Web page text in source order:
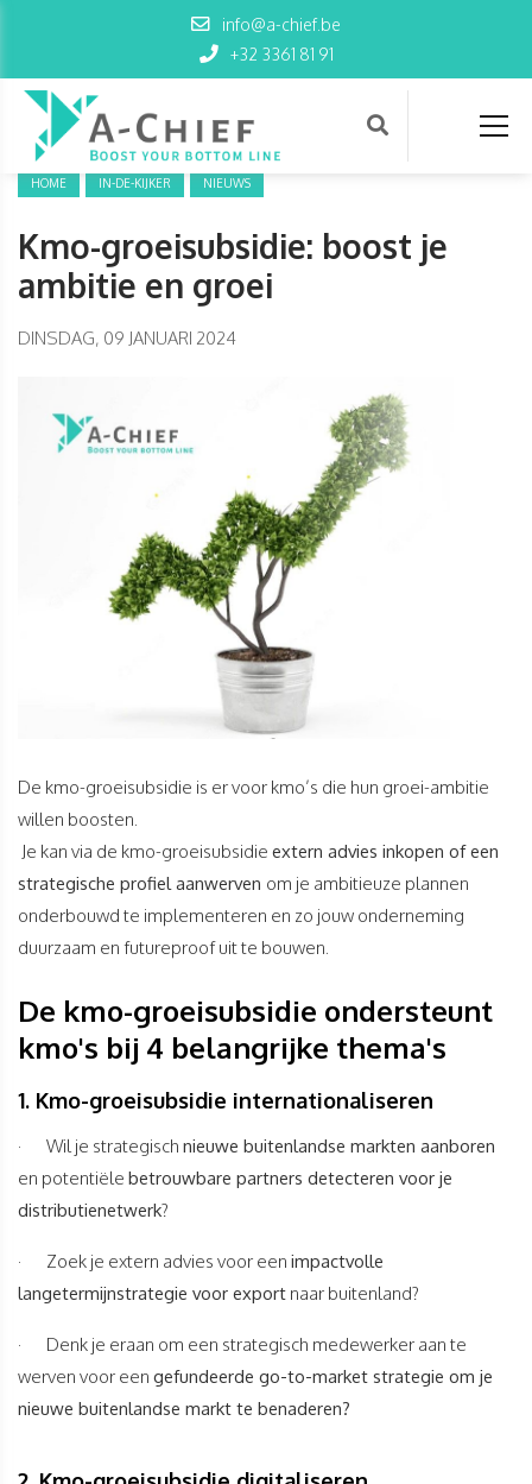
info@a-chief.be
+32 3361 81 91
HOME IN-DE-KIJKER NIEUWS
Kmo-groeisubsidie: boost je
ambitie en groei
DINSDAG, 09 JANUARI 2024
De kmo-groeisubsidie is er voor kmo’s die hun groei-ambitie
willen boosten.
Je kan via de kmo-groeisubsidie extern advies inkopen of een
strategische profiel aanwerven om je ambitieuze plannen
onderbouwd te implementeren en zo jouw onderneming
duurzaam en futureproof uit te bouwen.
De kmo-groeisubsidie ondersteunt
kmo's bij 4 belangrijke thema's
1. Kmo-groeisubsidie internationaliseren
· Wil je strategisch nieuwe buitenlandse markten aanboren
en potentiële betrouwbare partners detecteren voor je
distributienetwerk?
· Zoek je extern advies voor een impactvolle
langetermijnstrategie voor export naar buitenland?
· Denk je eraan om een strategisch medewerker aan te
werven voor een gefundeerde go-to-market strategie om je
nieuwe buitenlandse markt te benaderen?